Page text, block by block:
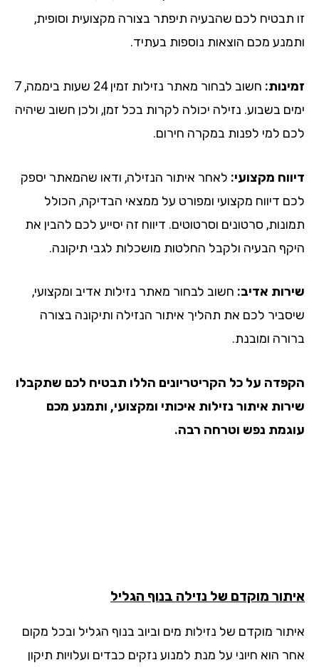
תבטיח לכם שהבעיה תיפתר בצורה מקצועית וסופית,
מכם הוצאות נוספות בעתיד.
חשוב לבחור מאתר נזילות זמין 24 שעות ביממה, 7
בשבוע. נזילה יכולה לקרות בכל זמן, ולכן חשוב שיהיה
למי לפנות במקרה חירום.
מקצועי:לאחר איתור הנזילה, ודאו שהמאתר יספק
דיווח מקצועי ומפורט על ממצאי הבדיקה, הכולל
סרטונים וסרטוטים. דיווח זה יסייע לכם להבין את
הבעיה ולקבל החלטות מושכלות לגבי תיקונה.
אדיב:חשוב לבחור מאתר נזילות אדיב ומקצועי,
לכם את תהליך איתור הנזילה ותיקונה בצורה
ומובנת.
על כל הקריטריונים הללו תבטיח לכם שתקבלו
איתור נזילות איכותי ומקצועי, ותמנע מכם
נפש וטרחה רבה.
מוקדם של נזילהבנוף הגליל
מוקדם של נזילות מים וביוב בנוף הגליל ובכל מקום
הוא חיוני על מנת למנוע נזקים כבדים ועלויות תיקון